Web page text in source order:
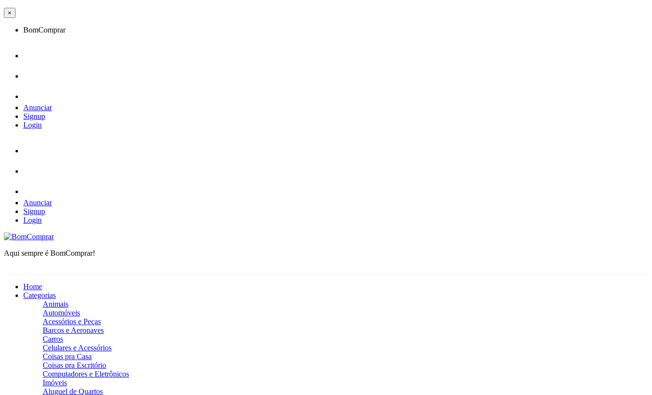
×
BomComprar
Anunciar
Signup
Login
Anunciar
Signup
Login
BomComprar
Aqui sempre é BomComprar!
Home
Categorias
Animais
Automóveis
Acessórios e Peças
Barcos e Aeronaves
Carros
Celulares e Acessórios
Coisas pra Casa
Coisas pra Escritório
Computadores e Eletrônicos
Imóveis
Aluguel de Quartos